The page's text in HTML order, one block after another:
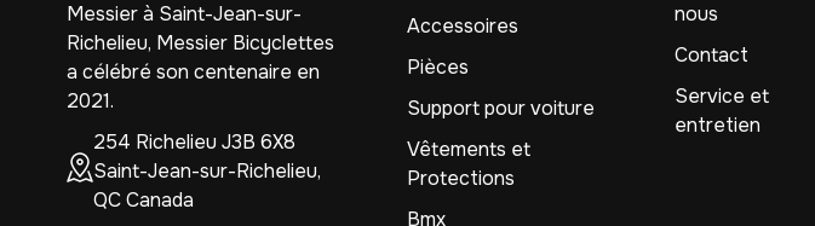
Messier à Saint-Jean-sur-
Richelieu, Messier Bicyclettes
a célébré son centenaire en
2021.
254 Richelieu J3B 6X8
Saint-Jean-sur-Richelieu,
QC Canada
Accessoires
Pièces
Support pour voiture
Vêtements et
Protections
Bmx
nous
Contact
Service et
entretien